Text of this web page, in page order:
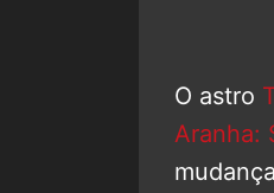
O astro
Aranha: